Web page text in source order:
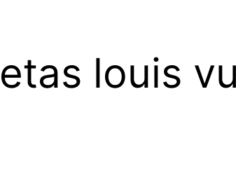
louis